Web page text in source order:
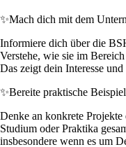
✨Mach dich mit dem
Informiere dich über die
Verstehe, wie sie im
Das zeigt dein Interesse
✨Bereite praktische
Denke an konkrete
Studium oder Praktika
insbesondere wenn es um